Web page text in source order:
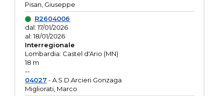
Pisan, Giuseppe
R2604006
dal: 17/01/2026
al: 18/01/2026
Interregionale
Lombardia: Castel d'Ario (MN)
18 m
--
04027 - A.S.D.Arcieri Gonzaga
Migliorati, Marco